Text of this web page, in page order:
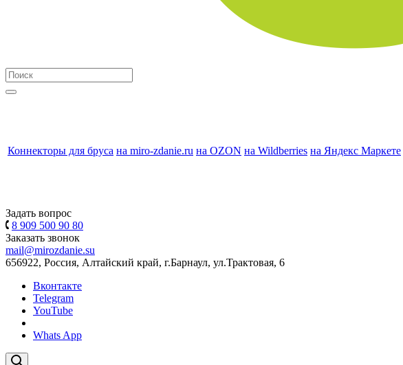
Коннекторы для бруса на miro-zdanie.ru на OZON на Wildberries на Яндекс Маркете
Задать вопрос
8 909 500 90 80
Заказать звонок
mail@mirozdanie.su
656922, Россия, Алтайский край, г.Барнаул, ул.Трактовая, 6
Вконтакте
Telegram
YouTube
Whats App